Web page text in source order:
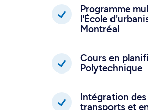
Programme
l'École
Montréal
Cours en
Polytechnique
Intégration
transports et